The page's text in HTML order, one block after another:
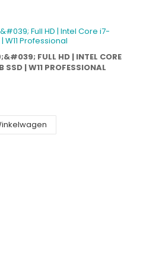
FULL HD | INTEL CORE
| W11 PROFESSIONAL